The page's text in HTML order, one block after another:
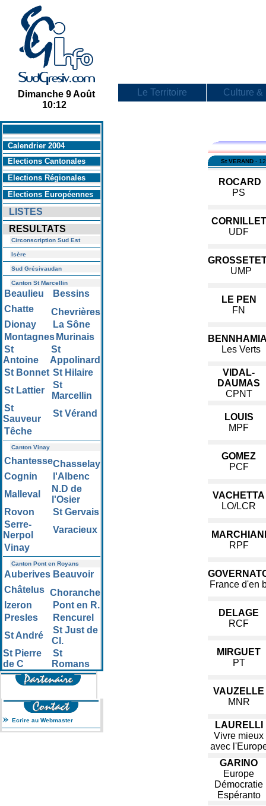
Dimanche 9 Août
10:12
Le Territoire Culture &
Calendrier 2004
Elections Cantonales
Elections Régionales
Elections Européennes
LISTES
RESULTATS
Circonscription Sud Est
Isère
Sud Grésivaudan
Canton St Marcellin
Beaulieu
Bessins
Chatte
Chevrières
Dionay
La Sône
Montagnes Murinais
St
Antoine
St
Appolinard
St Bonnet St Hilaire
St Lattier
St
Marcellin
St
Sauveur
St Vérand
Têche
Canton Vinay
ChantesseChasselay
Cognin
l'Albenc
Malleval
N.D de
l'Osier
Rovon
St Gervais
Serre-
Nerpol
Varacieux
Vinay
Canton Pont en Royans
Auberives Beauvoir
Châtelus Choranche
Izeron
Pont en R.
Presles
Rencurel
St André
St Just de
Cl.
St Pierre
de C
St
Romans
Ecrire au Webmaster
St VERAND -
ROCARD
PS
CORNILLET
UDF
UMP
LE PEN
FN
Les Verts
VIDAL-
DAUMAS
CPNT
LOUIS
MPF
GOMEZ
PCF
VACHETTA
LO/LCR
MARCHIANI
RPF
France d'en
DELAGE
RCF
MIRGUET
PT
VAUZELLE
MNR
LAURELLI
Vivre mieux
avec
GARINO
Europe
Démocratie
Espéranto